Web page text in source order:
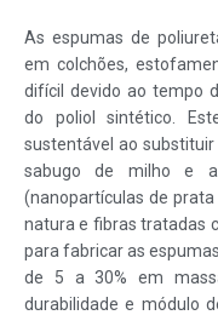
As espumas de
em colchões,
difícil devido ao tempo
do poliol sintético.
sustentável ao substituir
sabugo de milho e a
(nanopartículas de prata
natura e fibras tratadas
para fabricar as
de 5 a 30% em
durabilidade e módulo